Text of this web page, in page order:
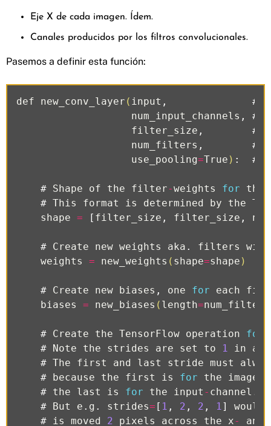
Eje X de cada imagen. Ídem.
Canales producidos por los filtros convolucionales.
Pasemos a definir esta función:
def new_conv_layer ( input , #
num_input_channels , #
filter_size , #
num_filters , #
use_pooling=True ) : #
# Shape of the filter-weights for the
# This format is determined by the
shape = [ filter_size , filter_size ,
# Create new weights aka . filters
with
weights
= new_weights ( shape=shape )
# Create new biases , one for each
biases
= new_biases ( length=num_filters
# Create the TensorFlow operation for
# Note the strides are set to 1 in
all
# The first and last stride must
# because the first is for the image
# the last is for the input - channel .
# But e . g . strides= [ 1 , 2 , 2 , 1] would
# is moved 2 pixels across the x- and